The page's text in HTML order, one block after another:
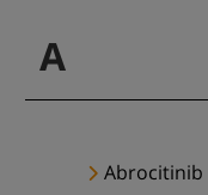
A
Abrocitinib